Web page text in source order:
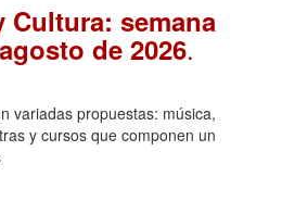
Cultura: semana
de 2026.
variadas propuestas: música,
y cursos que componen un